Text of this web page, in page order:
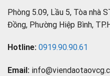
Phòng 5.09, Lầu 5, Tòa nhà
Đồng, Phường Hiệp Bình,
Hotline: 0919.90.90.61
Email: